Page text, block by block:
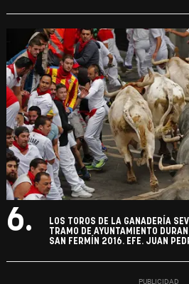
6.
LOS TOROS DE LA GANADERÍA
TRAMO DE AYUNTAMIENTO
SAN FERMÍN 2016. EFE. JUAN